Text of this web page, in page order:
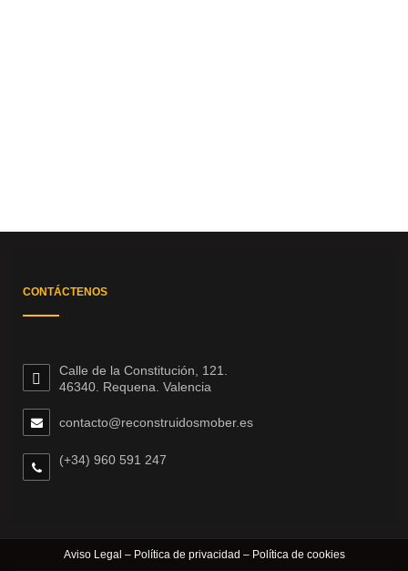
CONTÁCTENOS
Calle de la Constitución, 121.
46340. Requena. Valencia
contacto@reconstruidosmober.es
(+34) 960 591 247
Aviso Legal –Política de privacidad – Política de cookies